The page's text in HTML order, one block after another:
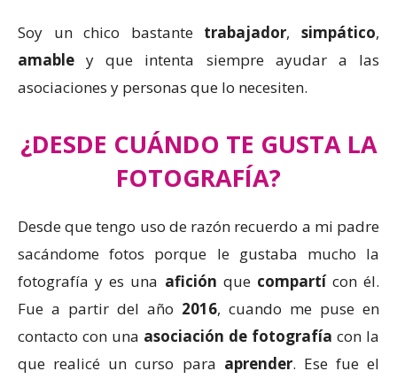
Soy un chico bastante trabajador,simpático,
amable y que intenta siempre ayudar a las
asociaciones y personas que lo necesiten.
¿DESDE CUÁNDO TE GUSTA LA
FOTOGRAFÍA?
Desde que tengo uso de razón recuerdo a mi padre
sacándome fotos porque le gustaba mucho la
fotografía y es una afición que compartícon él.
Fue a partir del año 2016, cuando me puse en
contacto con una asociación de fotografía con la
que realicé un curso para aprender. Ese fue el